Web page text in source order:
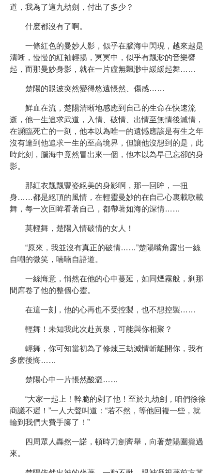
道，我為了這九劫劍，付出了多少？
什麽都沒有了啊。
一條紅色的曼妙人影，似乎在腦海中閃現，越來越是
清晰，慢慢的紅袖輕揚，冥冥中，似乎有飄渺的音樂響
起，而那曼妙身影，就在一片虛無飄渺中緩緩起舞……
楚陽的眼波突然變得悠遠悵然、傷感……
鮮血在流，楚陽清晰地感應到自己的生命在快速流
逝，他一生追求武道，入情、破情、出情至無情後滅情，
在瀕臨死亡的一刻，他本以為唯一的遺憾應該是有生之年
沒有達到他追求一生的至高境界，但讓他沒想到的是，此
時此刻，腦海中竟然冒出來一個，他本以為早已忘卻的身
影。
那紅衣飄飄豐姿絕美的身影啊，那一回眸，一扭
身……都是絕頂的風情，在輕靈曼妙的在自己心裏載歌載
舞，每一次回眸看著自己，都帶著如海的深情……
莫輕舞，楚陽入情破情的女人！
“原來，我並沒有真正的破情……”楚陽嘴角露出一絲
自嘲的微笑，喃喃自語道。
一絲悔意，悄然在他的心中蔓延，如同煙霧般，刹那
間席卷了他的整個心靈。
在這一刻，他的心再也不受控製，也不想控製……
輕舞！未知我此次赴黃泉，可能與你相聚？
輕舞，你可知當初為了修煉三劫滅情斬離開你，我有
多麽後悔……
楚陽心中一片悵然酸澀……
“大家一起上！幹脆的剁了他！至於九劫劍，咱們徐徐
商議不遲！”一人大聲叫道：“若不然，等他回複一些，就
輪到我們大費手腳了！”
四周眾人轟然一諾，頓時刀劍齊舉，向著楚陽圍攏過
來。